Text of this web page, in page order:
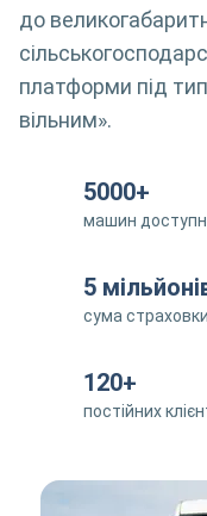
до
платформи під тип
вільним».
5000+
машин
5
сума страховки
120+
постійних